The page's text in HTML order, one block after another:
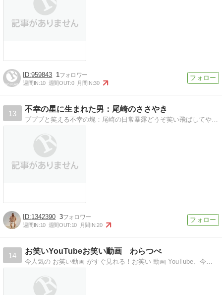
959843 1
週間IN:10 週間OUT:0 月間IN:30
13
不幸の星に生まれた男：尾崎のささやき
プププと笑える不幸の塊：尾崎の日常暴露どうぞ笑い飛ばしてやってください
1342390 3
週間IN:10 週間OUT:10 月間IN:20
14
お笑いYouTubeお笑い動画 わらつべ